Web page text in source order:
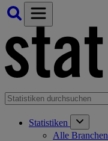
Statistiken
Alle Branchen